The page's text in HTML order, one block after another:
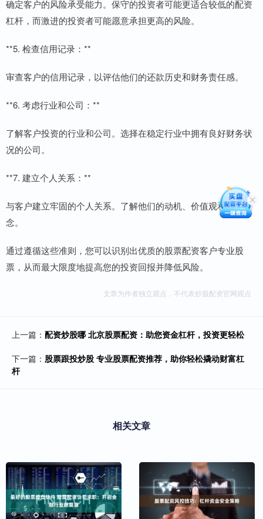
确定客户的风险承受能力。保守的投资者可能更适合较低的配资
杠杆，而激进的投资者可能愿意承担更高的风险。
**5. 检查信用记录：**
审查客户的信用记录，以评估他们的还款历史和财务责任感。
**6. 考虑行业和公司：**
了解客户投资的行业和公司。选择在稳定行业中拥有良好财务状
况的公司。
**7. 建立个人关系：**
与客户建立牢固的个人关系。了解他们的动机、价值观和投资理
念。
通过遵循这些准则，您可以识别出优质的股票配资客户专业股
票，从而最大限度地提高您的投资回报并降低风险。
文章为作者独立观点，不代表炒股配资官网观点
上一篇： 配资炒股哪 北京股票配资：助您资金杠杆，投资更轻松
下一篇： 股票跟投炒股 专业股票配资推荐，助你轻松撬动财富杠
杆
相关文章